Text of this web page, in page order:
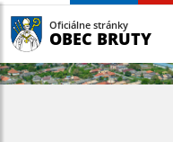
Oficiálne stránky
OBEC BRUTY